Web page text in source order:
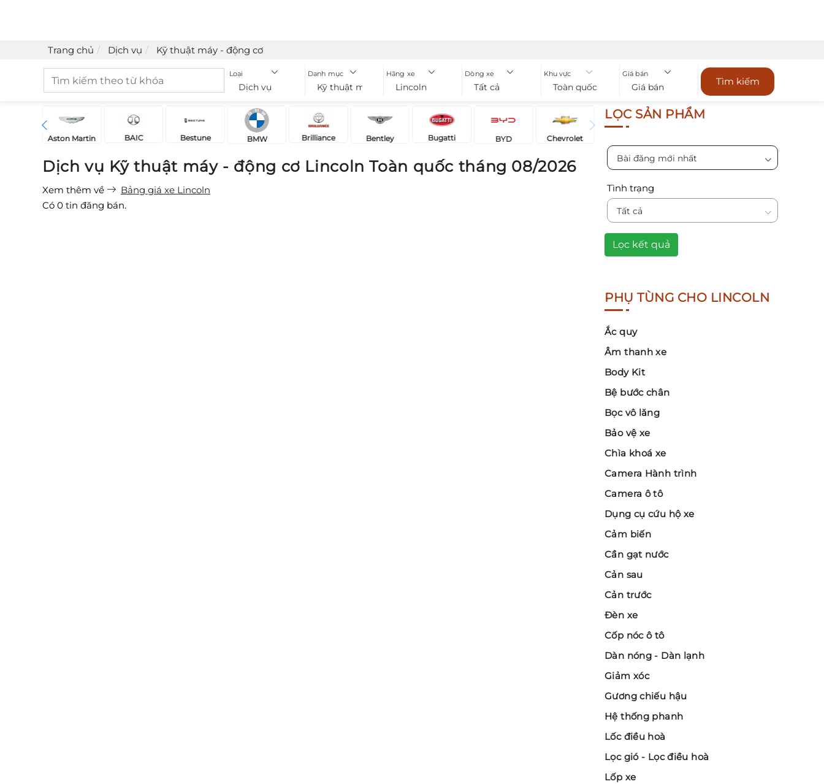
Trang chủ Dịch vụ Kỹ thuật máy - động cơ
Loại
Dịch vụ
Danh mục
Kỹ thuật máy - động cơ
Hãng xe
Lincoln
Dòng xe
Tất cả
Khu vực
Toàn quốc
Giá bán
Giá bán Tìm kiếm
Aston Martin BAIC Bestune BMW Brilliance Bentley Bugatti BYD Chevrolet
Dịch vụ Kỹ thuật máy - động cơ Lincoln Toàn quốc tháng 08/2026
Xem thêm về
Bảng giá xe Lincoln
Có 0 tin đăng bán.
LỌC SẢN PHẨM
Bài đăng mới nhất
Tình trạng
Tất cả
Lọc kết quả
PHỤ TÙNG CHO LINCOLN
Ắc quy
Âm thanh xe
Body Kit
Bệ bước chân
Bọc vô lăng
Bảo vệ xe
Chìa khoá xe
Camera Hành trình
Camera ô tô
Dụng cụ cứu hộ xe
Cảm biến
Cần gạt nước
Cản sau
Cản trước
Đèn xe
Cốp nóc ô tô
Dàn nóng - Dàn lạnh
Giảm xóc
Gương chiếu hậu
Hệ thống phanh
Lốc điều hoà
Lọc gió - Lọc điều hoà
Lốp xe